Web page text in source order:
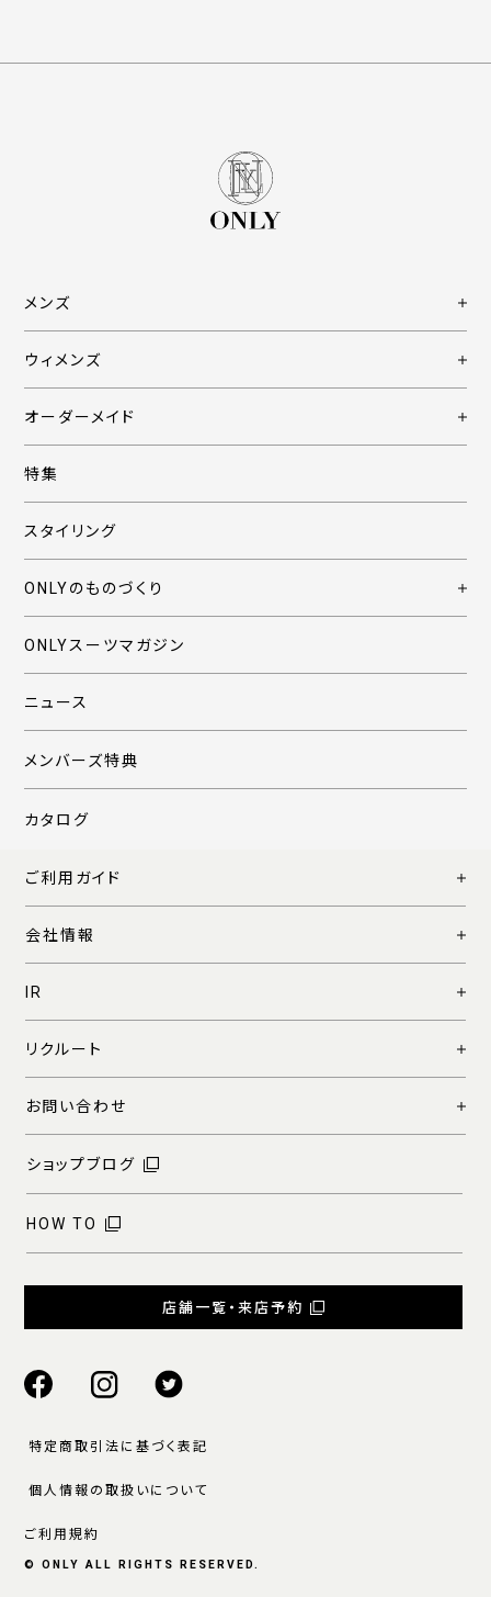
メンズ
ウィメンズ
オーダーメイド
特集
スタイリング
ONLYのものづくり
ONLYスーツマガジン
ニュース
メンバーズ特典
カタログ
ご利用ガイド
会社情報
IR
リクルート
お問い合わせ
ショップブログ
HOW TO
店舗一覧・来店予約
特定商取引法に基づく表記
個人情報の取扱いについて
ご利用規約
© ONLY ALL RIGHTS RESERVED.